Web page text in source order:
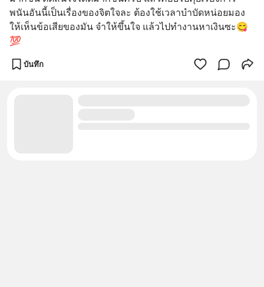
พนันอันนี้เป็นเรื่องของจิตใจละ ต้องใช้เวลาบำบัดหน่อยมอง
ให้เห็นข้อเสียของมัน จำให้ขึ้นใจ แล้วไปทำงานหาเงินซะ😋
💯
บันทึก